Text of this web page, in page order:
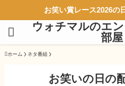
お笑い賞レース2026の
ウォチマルのエ
部屋
ホーム ネタ番組
お笑いの日の